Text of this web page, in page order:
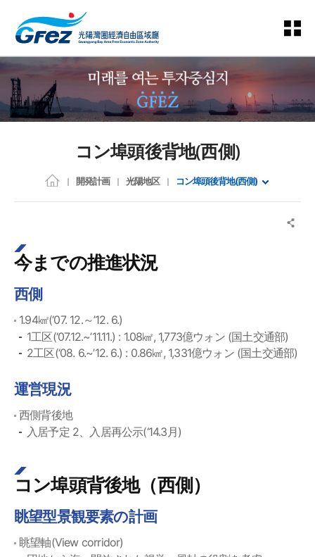
コン埠頭後背地(西側)
開発計画 光陽地区 コン埠頭後背地(西側)
今までの推進状況
西側
1.94㎢(‘07. 12.～’12. 6.)
1工区(‘07.12.~’11.11.) : 1.08㎢, 1,773億ウォン (国土交通部)
2工区(‘08. 6.~’12. 6.) : 0.86㎢, 1,331億ウォン (国土交通部)
運営現況
西側背後地
入居予定 2、入居再公示(‘14.3月)
コン埠頭背後地（西側）
眺望型景観要素の計画
眺望軸(View corridor)